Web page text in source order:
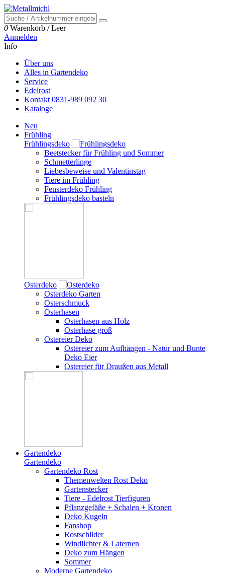
0 Warenkorb /Leer
Anmelden
Info
Über uns
Alles in Gartendeko
Service
Edelrost
Kontakt 0831-989 092 30
Kataloge
Neu
Frühling
Frühlingsdeko
Beetstecker für Frühling und Sommer
Schmetterlinge
Liebesbeweise und Valentinstag
Tiere im Frühling
Fensterdeko Frühling
Frühlingsdeko basteln
Osterdeko
Osterdeko Garten
Osterschmuck
Osterhasen
Osterhasen aus Holz
Osterhase groß
Ostereier Deko
Ostereier zum Aufhängen - Natur und Bunte
Deko Eier
Ostereier für Draußen aus Metall
Gartendeko
Gartendeko
Gartendeko Rost
Themenwelten Rost Deko
Gartenstecker
Tiere - Edelrost Tierfiguren
Pflanzgefäße + Schalen + Kronen
Deko Kugeln
Fanshop
Rostschilder
Windlichter & Laternen
Deko zum Hängen
Sommer
Moderne Gartendeko